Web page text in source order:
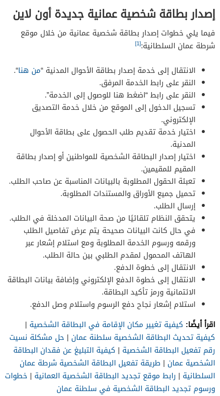
إصدار بطاقة شخصية عمانية جديدة أون لاين
فيما يلي خطوات إصدار بطاقة شخصية عمانية من خلال موقع
شرطة عمان السلطانية:[1]
الانتقال إلى خدمة إصدار بطاقة الأحوال المدنية “من هنا“.
النقر على رابط الخدمة المرفق.
النقر على رابط “اضغط هنا للوصول إلى الخدمة”.
تسجيل الدخول إلى الموقع من خلال خدمة التصديق
الإلكتروني.
اختيار خدمة تقديم طلب الحصول على بطاقة الأحوال
المدنية.
اختيار إصدار البطاقة الشخصية للمواطنين أو إصدار بطاقة
المقيم للمقيمين.
تعبئة الحقول المطلوبة بالبيانات المناسبة عن صاحب الطلب.
تحميل جميع الأوراق والمستندات المطلوبة.
إرسال الطلب.
يتحقق النظام تلقائيًا من صحة البيانات المدخلة في الطلب.
في حال كانت البيانات صحيحة يتم عرض تفاصيل الطلب
ورقمه ورسوم الخدمة المطلوبة ومع استلام إشعار عبر
الهاتف المحمول لمقدم الطلبي بين حالة الطلب.
الانتقال إلى خطوة الدفع.
الانتقال إلى خطوة الدفع الإلكتروني وإضافة بيانات البطاقة
الائتمانية ورمز تأكيد البطاقة.
استلام إشعار نجاح دفع الرسوم واستلام وصل الدفع.
اقرأ أيضًا: كيفية تغيير مكان الإقامة في البطاقة الشخصية |
كيفية تحديث البطاقة الشخصية سلطنة عمان | حل مشكلة نسيت
رقم تفعيل البطاقة الشخصية | كيفية التبليغ عن فقدان البطاقة
الشخصية عمان | طريقة تفعيل البطاقة الشخصية شرطة عمان
السلطانية | رابط موقع تجديد البطاقة الشخصية العمانية | خطوات
ورسوم تجديد البطاقة الشخصية في سلطنة عمان